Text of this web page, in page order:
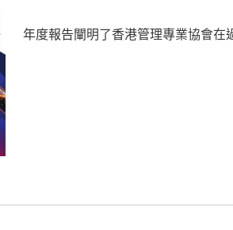
年度報告闡明了香港管理專業協會在